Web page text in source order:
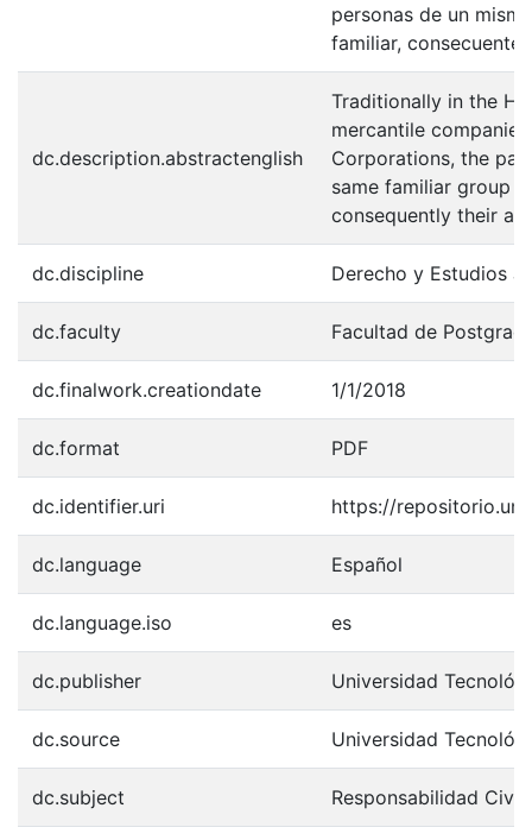
personas de un
familiar,
dc.description.abstractenglish
Traditionally in the
mercantile
Corporations, the
same familiar group
consequently their
dc.discipline Derecho y Estudios
dc.faculty Facultad de
dc.finalwork.creationdate 1/1/2018
dc.format PDF
dc.identifier.uri https://
dc.language Español
dc.language.iso es
dc.publisher Universidad
dc.source Universidad
dc.subject Responsabilidad Civil